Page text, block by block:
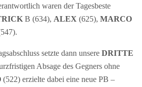
waren der Tagesbeste
B (634), ALEX (625), MARCO
setzte dann unsere DRITTE
Absage des Gegners ohne
(522) erzielte dabei eine neue PB –